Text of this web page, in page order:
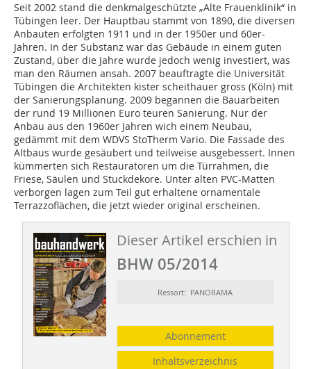
Seit 2002 stand die denkmalgeschützte „Alte Frauenklinik“ in
Tübingen leer. Der Hauptbau stammt von 1890, die diversen
Anbauten erfolgten 1911 und in der 1950er und 60er-
Jahren. In der Substanz war das Gebäude in einem guten
Zustand, über die Jahre wurde jedoch wenig investiert, was
man den Räumen ansah. 2007 beauftragte die Universität
Tübingen die Architekten kister scheithauer gross (Köln) mit
der Sanierungsplanung. 2009 begannen die Bauarbeiten
der rund 19 Millionen Euro teuren Sanierung. Nur der
Anbau aus den 1960er Jahren wich einem Neubau,
gedämmt mit dem WDVS StoTherm Vario. Die Fassade des
Altbaus wurde gesäubert und teilweise ausgebessert. Innen
kümmerten sich Restauratoren um die Türrahmen, die
Friese, Säulen und Stuckdekore. Unter alten PVC-Matten
verborgen lagen zum Teil gut erhaltene ornamentale
Terrazzoflächen, die jetzt wieder original erscheinen.
Dieser Artikel erschien in
BHW 05/2014
Ressort: PANORAMA
Abonnement
Inhaltsverzeichnis